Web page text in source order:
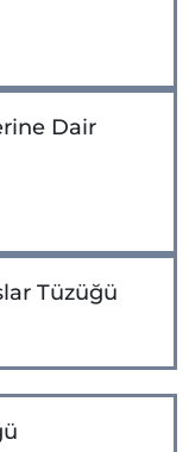
Dair
Tüzüğü